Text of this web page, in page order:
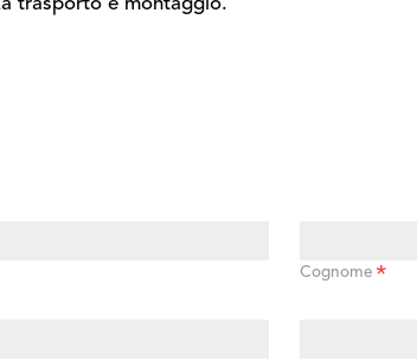
trasporto e montaggio.
Cognome *